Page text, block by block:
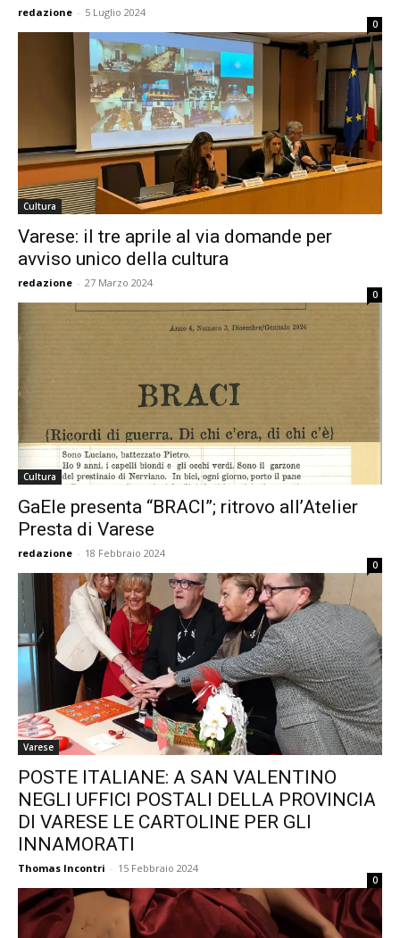
redazione - 5 Luglio 2024
0
Cultura
Varese: il tre aprile al via domande per
avviso unico della cultura
redazione - 27 Marzo 2024
0
Cultura
GaEle presenta “BRACI”; ritrovo all’Atelier
Presta di Varese
redazione - 18 Febbraio 2024
0
Varese
POSTE ITALIANE: A SAN VALENTINO
NEGLI UFFICI POSTALI DELLA PROVINCIA
DI VARESE LE CARTOLINE PER GLI
INNAMORATI
Thomas Incontri - 15 Febbraio 2024
0